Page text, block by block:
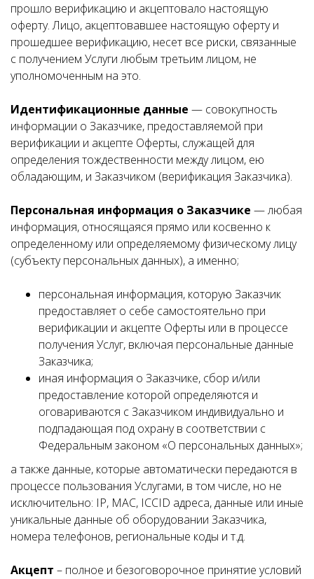
прошло верификацию и акцептовало настоящую
оферту. Лицо, акцептовавшее настоящую оферту и
прошедшее верификацию, несет все риски, связанные
с получением Услуги любым третьим лицом, не
уполномоченным на это.
Идентификационные данные — совокупность
информации о Заказчике, предоставляемой при
верификации и акцепте Оферты, служащей для
определения тождественности между лицом, ею
обладающим, и Заказчиком (верификация Заказчика).
Персональная информация о Заказчике — любая
информация, относящаяся прямо или косвенно к
определенному или определяемому физическому лицу
(субъекту персональных данных), а именно;
персональная информация, которую Заказчик
предоставляет о себе самостоятельно при
верификации и акцепте Оферты или в процессе
получения Услуг, включая персональные данные
Заказчика;
иная информация о Заказчике, сбор и/или
предоставление которой определяются и
оговариваются с Заказчиком индивидуально и
подпадающая под охрану в соответствии с
Федеральным законом «О персональных данных»;
а также данные, которые автоматически передаются в
процессе пользования Услугами, в том числе, но не
исключительно: IP, MAC, ICCID адреса, данные или иные
уникальные данные об оборудовании Заказчика,
номера телефонов, региональные коды и т.д.
Акцепт – полное и безоговорочное принятие условий